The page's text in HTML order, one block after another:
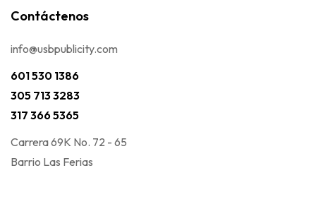
Contáctenos
info@usbpublicity.com
601 530 1386
305 713 3283
317 366 5365
Carrera 69K No. 72 - 65
Barrio Las Ferias